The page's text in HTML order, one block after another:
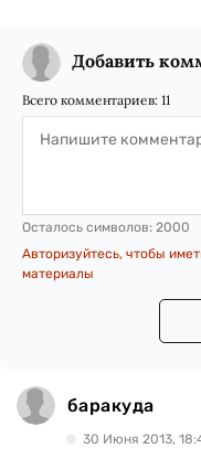
Добавить
Всего комментариев: 11
Осталось символов: 2000
Авторизуйтесь, чтобы
материалы
баракуда
30 Июня 2013,